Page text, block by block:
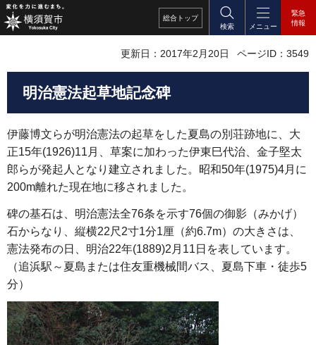
総合 トップ
検索
メニュー
緊急
情報
更新日：2017年2月20日 ページID：3549
明治憲法起草地記念碑
伊藤博文らが明治憲法の起草をした夏島の別荘跡地に、大
正15年(1926)11月、草案に加わった伊東巳代治、金子堅太
郎らが発起人となり建立されました。昭和50年(1975)4月に
200m離れた現在地に移されました。
碑の基石は、明治憲法全76条を示す76個の御影（みかげ）
石からなり、縦横22尺2寸1分1厘（約6.7m）の大きさは、
憲法発布の日、明治22年(1889)2月11日を表しています。
（追浜駅～夏島または住友重機械間バス、夏島下車・徒歩5
分）